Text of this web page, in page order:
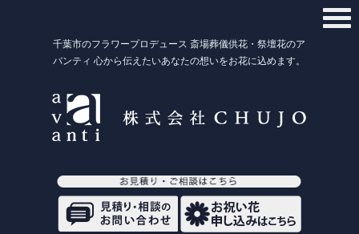
千葉市のフラワープロデュース 斎場葬儀供花・祭壇花のア
バンティ 心から伝えたいあなたの想いをお花に込めます。